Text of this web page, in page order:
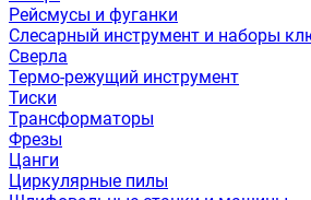
Рейсмусы и фуганки
Слесарный инструмент и наборы
Сверла
Термо-режущий инструмент
Тиски
Трансформаторы
Фрезы
Цанги
Циркулярные пилы